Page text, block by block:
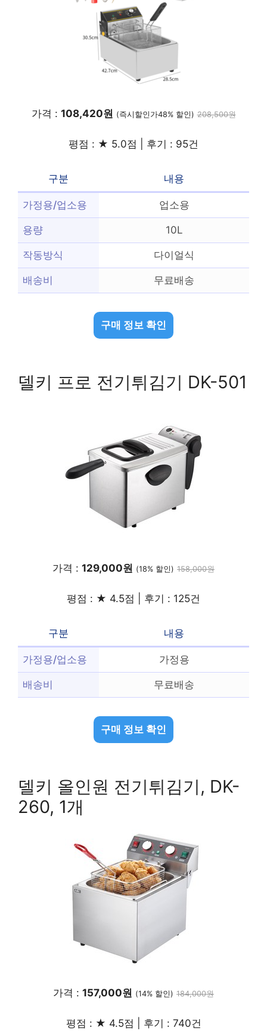
가격 : 108,420원 (즉시할인가48% 할인) 208,500원
평점 : ★ 5.0점 | 후기 : 95건
구분 내용
가정용/업소용 업소용
용량 10L
작동방식 다이얼식
배송비 무료배송
구매 정보 확인
델키 프로 전기튀김기 DK-501
가격 : 129,000원 (18% 할인) 158,000원
평점 : ★ 4.5점 | 후기 : 125건
구분 내용
가정용/업소용 가정용
배송비 무료배송
구매 정보 확인
델키 올인원 전기튀김기, DK-
260, 1개
가격 : 157,000원 (14% 할인) 184,000원
평점 : ★ 4.5점 | 후기 : 740건